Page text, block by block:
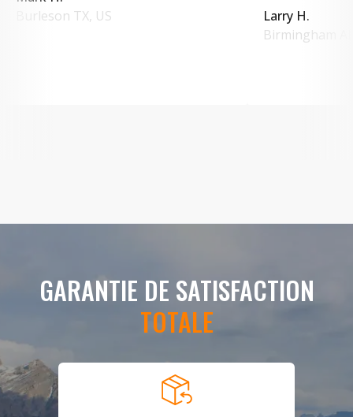
Burleson TX, US
Larry H.
Birmingham
GARANTIE DE SATISFACTION
TOTALE